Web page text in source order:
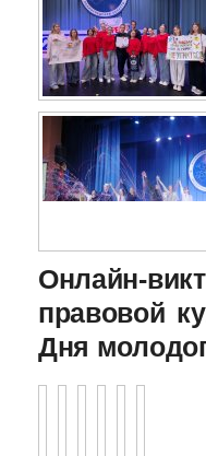
Онлайн-
правовой
Дня